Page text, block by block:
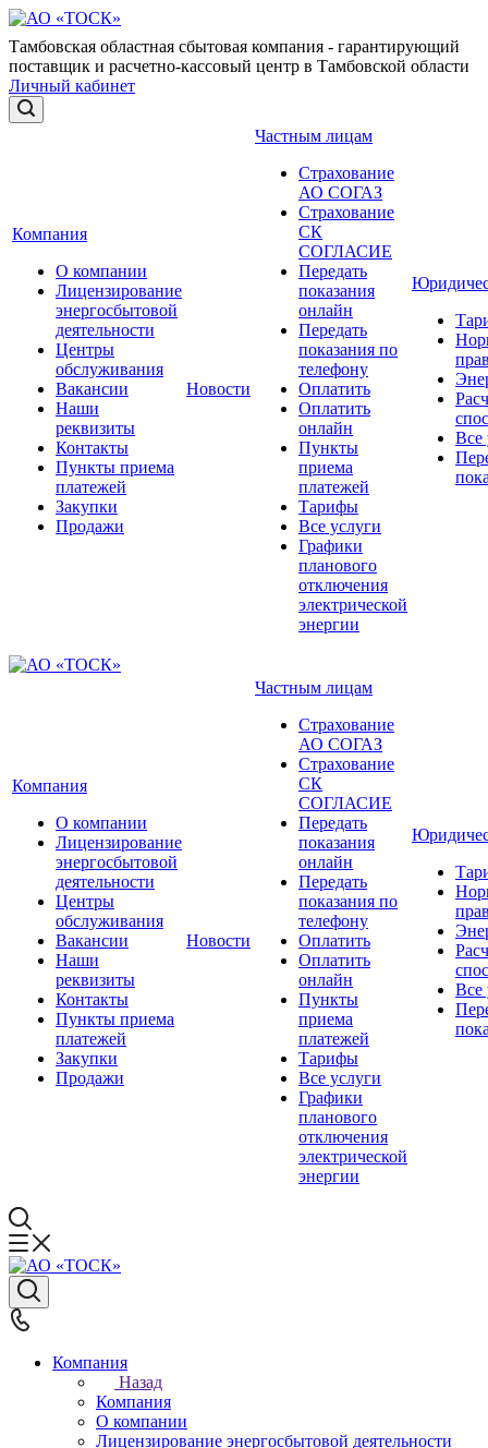
Тамбовская областная сбытовая компания - гарантирующий
поставщик и расчетно-кассовый центр в Тамбовской области
Личный кабинет
Компания
О компании
Лицензирование
энергосбытовой
деятельности
Центры
обслуживания
Вакансии
Наши
реквизиты
Контакты
Пункты приема
платежей
Закупки
Продажи
Новости
Частным лицам
Страхование
АО СОГАЗ
Страхование
СК
СОГЛАСИЕ
Передать
показания
онлайн
Передать
показания по
телефону
Оплатить
Оплатить
онлайн
Пункты
приема
платежей
Тарифы
Все услуги
Графики
планового
отключения
электрической
энергии
Все
Компания
О компании
Лицензирование
энергосбытовой
деятельности
Центры
обслуживания
Вакансии
Наши
реквизиты
Контакты
Пункты приема
платежей
Закупки
Продажи
Новости
Частным лицам
Страхование
АО СОГАЗ
Страхование
СК
СОГЛАСИЕ
Передать
показания
онлайн
Передать
показания по
телефону
Оплатить
Оплатить
онлайн
Пункты
приема
платежей
Тарифы
Все услуги
Графики
планового
отключения
электрической
энергии
Все
Компания
Назад
Компания
О компании
Лицензирование энергосбытовой деятельности